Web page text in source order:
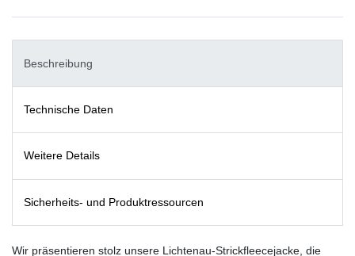
Beschreibung
Technische Daten
Weitere Details
Sicherheits- und Produktressourcen
Wir präsentieren stolz unsere Lichtenau-Strickfleecejacke, die